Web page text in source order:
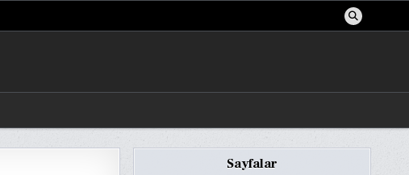
Sayfalar